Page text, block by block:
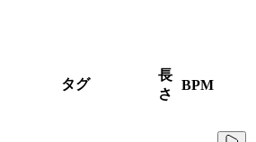
タグ
長
さ
BPM